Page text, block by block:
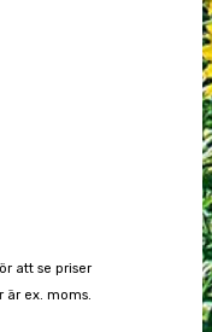
att se priser
är ex. moms.